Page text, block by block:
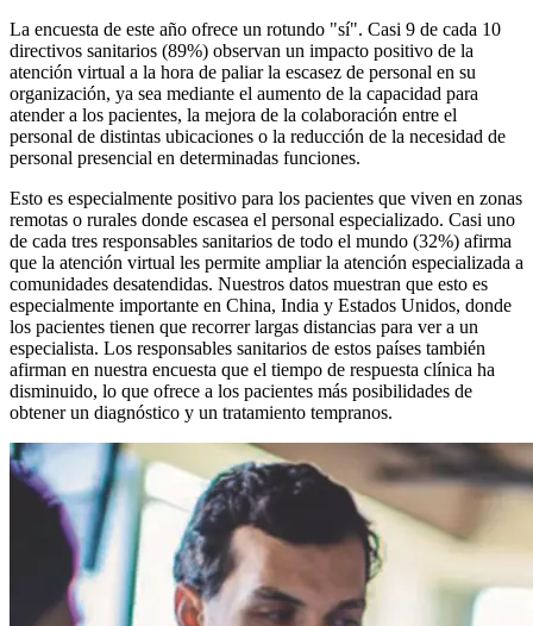
La encuesta de este año ofrece un rotundo "sí". Casi 9 de cada 10
directivos sanitarios (89%) observan un impacto positivo de la
atención virtual a la hora de paliar la escasez de personal en su
organización, ya sea mediante el aumento de la capacidad para
atender a los pacientes, la mejora de la colaboración entre el
personal de distintas ubicaciones o la reducción de la necesidad de
personal presencial en determinadas funciones.
Esto es especialmente positivo para los pacientes que viven en zonas
remotas o rurales donde escasea el personal especializado. Casi uno
de cada tres responsables sanitarios de todo el mundo (32%) afirma
que la atención virtual les permite ampliar la atención especializada a
comunidades desatendidas. Nuestros datos muestran que esto es
especialmente importante en China, India y Estados Unidos, donde
los pacientes tienen que recorrer largas distancias para ver a un
especialista. Los responsables sanitarios de estos países también
afirman en nuestra encuesta que el tiempo de respuesta clínica ha
disminuido, lo que ofrece a los pacientes más posibilidades de
obtener un diagnóstico y un tratamiento tempranos.